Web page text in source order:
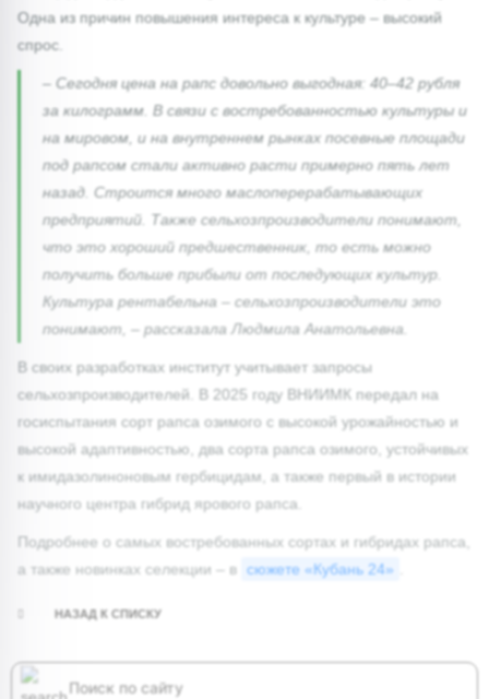
Одна из причин повышения интереса к культуре – высокий
спрос.
– Сегодня цена на рапс довольно выгодная: 40–42 рубля
за килограмм. В связи с востребованностью культуры и
на мировом, и на внутреннем рынках посевные площади
под рапсом стали активно расти примерно пять лет
назад. Строится много маслоперерабатывающих
предприятий. Также сельхозпроизводители понимают,
что это хороший предшественник, то есть можно
получить больше прибыли от последующих культур.
Культура рентабельна – сельхозпроизводители это
понимают, – рассказала Людмила Анатольевна.
В своих разработках институт учитывает запросы
сельхозпроизводителей. В 2025 году ВНИИМК передал на
госиспытания сорт рапса озимого с высокой урожайностью и
высокой адаптивностью, два сорта рапса озимого, устойчивых
к имидазолиноновым гербицидам, а также первый в истории
научного центра гибрид ярового рапса.
Подробнее о самых востребованных сортах и гибридах рапса,
а также новинках селекции – в сюжете «Кубань 24»
НАЗАД К СПИСКУ